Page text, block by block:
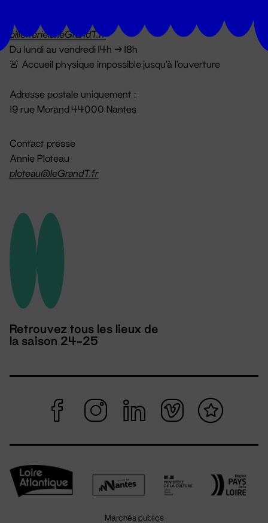
billetterie@leGrandT.fr
Du lundi au vendredi 14h → 18h
🚨 Accueil physique impossible jusqu'à l'ouverture
Adresse postale uniquement :
19 rue Morand 44000 Nantes
Contact presse
Annie Ploteau
ploteau@leGrandT.fr
Retrouvez tous les lieux de
la saison 24-25
Marchés publics